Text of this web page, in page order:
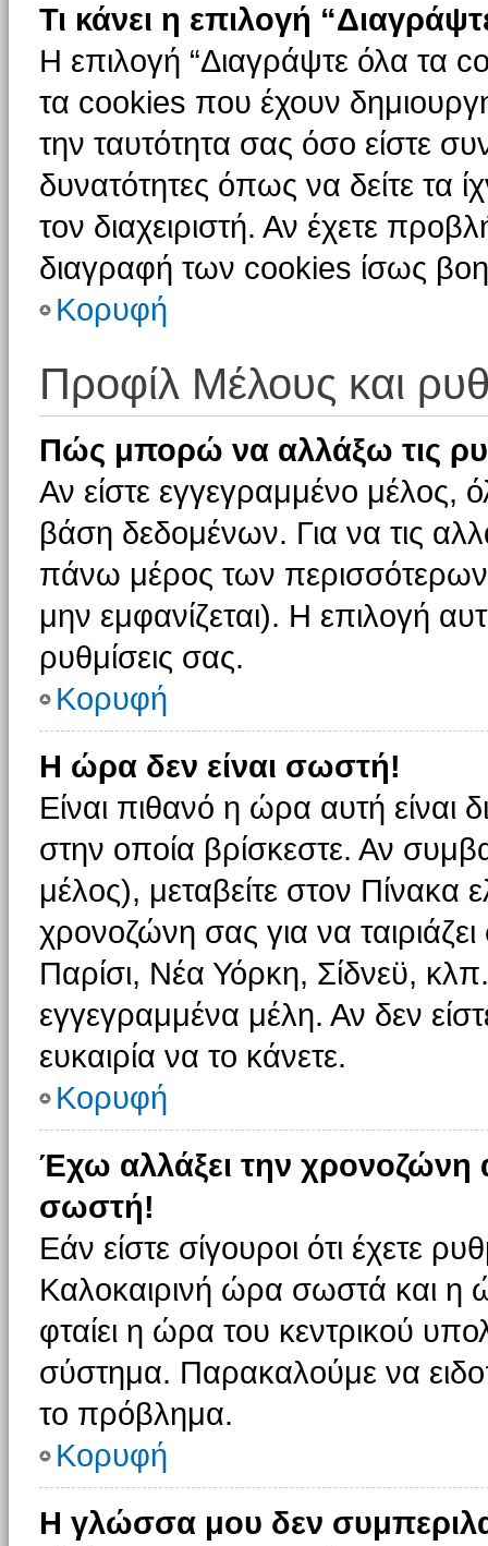
Τι κάνει η επιλογή
Η επιλογή “Διαγράψτε όλα τα
τα cookies που έχουν
την ταυτότητα σας όσο είστε
δυνατότητες όπως να δείτε τα
τον διαχειριστή. Αν έχετε
διαγραφή των cookies ίσως
Κορυφή
Προφίλ Μέλους και
Πώς μπορώ να αλλάξω τις
Αν είστε εγγεγραμμένο μέλος,
βάση δεδομένων. Για να τις
πάνω μέρος των περισσότερων
μην εμφανίζεται). Η επιλογή
ρυθμίσεις σας.
Κορυφή
Η ώρα δεν είναι σωστή!
Είναι πιθανό η ώρα αυτή είναι
στην οποία βρίσκεστε. Αν
μέλος), μεταβείτε στον Πίνακα
χρονοζώνη σας για να
Παρίσι, Νέα Υόρκη, Σίδνεϋ,
εγγεγραμμένα μέλη. Αν δεν
ευκαιρία να το κάνετε.
Κορυφή
Έχω αλλάξει την χρονοζώνη
σωστή!
Εάν είστε σίγουροι ότι έχετε
Καλοκαιρινή ώρα σωστά και η
φταίει η ώρα του κεντρικού
σύστημα. Παρακαλούμε να
το πρόβλημα.
Κορυφή
Η γλώσσα μου δεν